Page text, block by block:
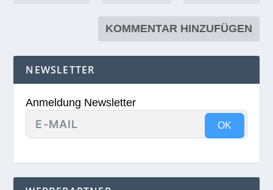
NEWSLETTER
Anmeldung Newsletter
OK